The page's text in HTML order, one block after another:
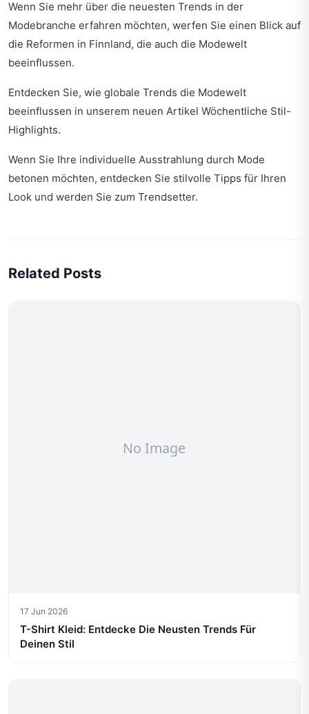
Wenn Sie mehr über die neuesten Trends in der
Modebranche erfahren möchten, werfen Sie einen Blick auf
die Reformen in Finnland, die auch die Modewelt
beeinflussen.
Entdecken Sie, wie globale Trends die Modewelt
beeinflussen in unserem neuen Artikel Wöchentliche Stil-
Highlights.
Wenn Sie Ihre individuelle Ausstrahlung durch Mode
betonen möchten, entdecken Sie stilvolle Tipps für Ihren
Look und werden Sie zum Trendsetter.
Related Posts
17 Jun 2026
T-Shirt Kleid: Entdecke Die Neusten Trends Für
Deinen Stil